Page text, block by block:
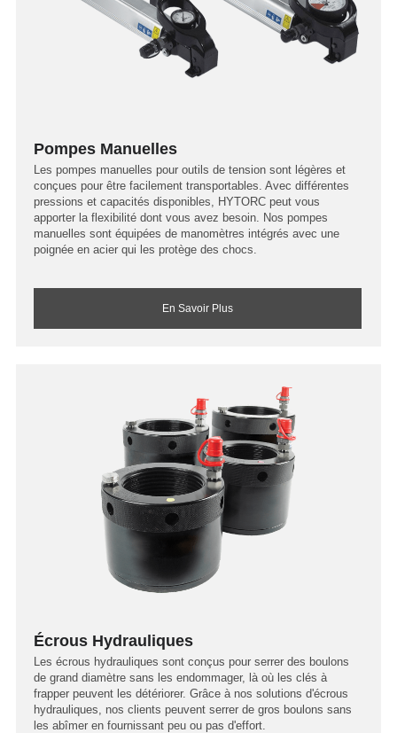
Pompes Manuelles
Les pompes manuelles pour outils de tension sont légères et
conçues pour être facilement transportables. Avec différentes
pressions et capacités disponibles, HYTORC peut vous
apporter la flexibilité dont vous avez besoin. Nos pompes
manuelles sont équipées de manomètres intégrés avec une
poignée en acier qui les protège des chocs.
En Savoir Plus
Écrous Hydrauliques
Les écrous hydrauliques sont conçus pour serrer des boulons
de grand diamètre sans les endommager, là où les clés à
frapper peuvent les détériorer. Grâce à nos solutions d'écrous
hydrauliques, nos clients peuvent serrer de gros boulons sans
les abîmer en fournissant peu ou pas d'effort.